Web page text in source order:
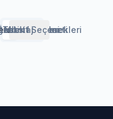
Rehberi
Montaj Hizmeti
Taksit Seçenekleri